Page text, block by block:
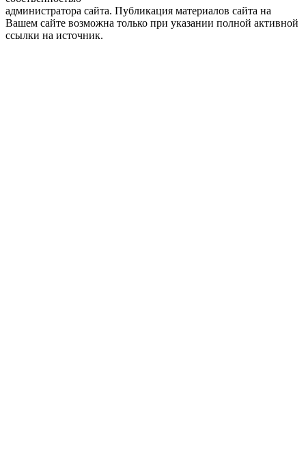
администратора сайта. Публикация материалов сайта на
Вашем сайте возможна только при указании полной активной
ссылки на источник.